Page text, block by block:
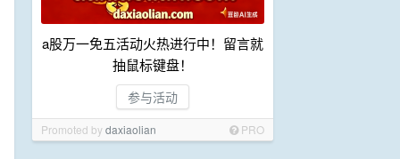
a股万一免五活动火热进行中！留言就
抽鼠标键盘！
参与活动
Promoted bydaxiaolian PRO